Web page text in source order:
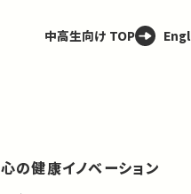
中高生向け TOP
の健康イノベーション